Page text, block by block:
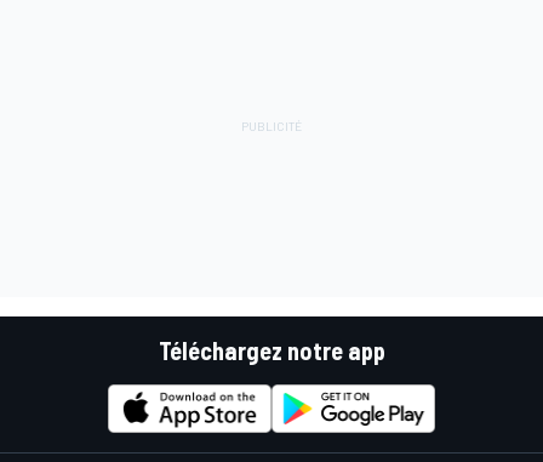
Téléchargez notre app